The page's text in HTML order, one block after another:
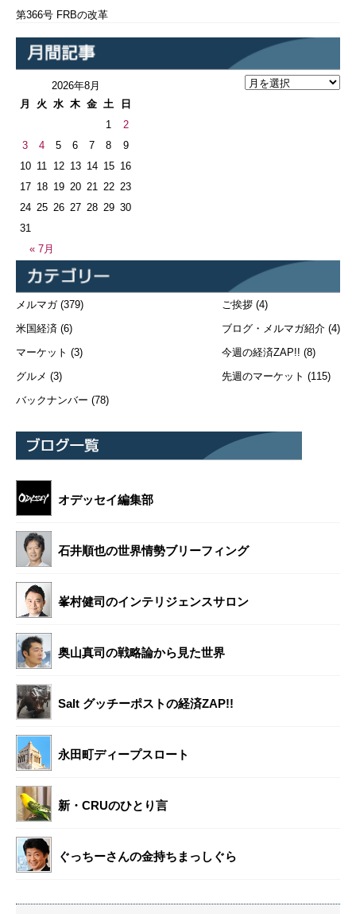
第366号 FRBの改革
2026年8月
月
火 水 木 金 土 日
« 7月
1
2
3
4 5 6 7 8
9
10 11 12 13 14 15 16
17 18 19 20 21 22 23
24 25 26 27 28 29 30
31
メルマガ(379)
米国経済 (6)
マーケット (3)
グルメ (3)
バックナンバー (78)
ご挨拶 (4)
ブログ・メルマガ紹介 (4)
今週の経済ZAP!! (8)
先週のマーケット (115)
オデッセイ編集部
石井順也の世界情勢ブリーフィング
峯村健司のインテリジェンスサロン
奥山真司の戦略論から見た世界
Salt グッチーポストの経済ZAP!!
永田町ディープスロート
新・CRUのひとり言
ぐっちーさんの金持ちまっしぐら